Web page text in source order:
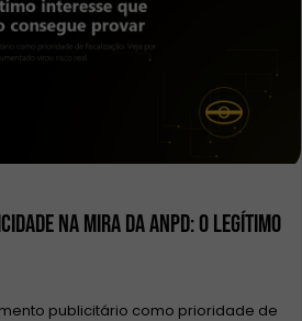
na mira da ANPD: o legítimo
publicitário como prioridade de